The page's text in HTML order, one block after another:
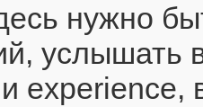
нужно
услышать
experience,